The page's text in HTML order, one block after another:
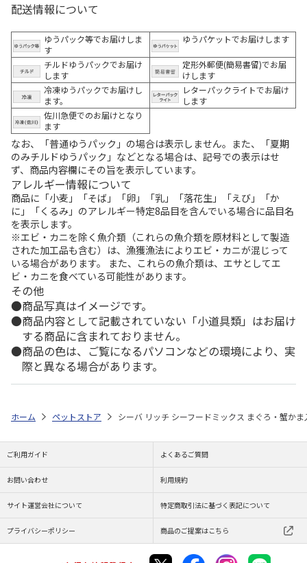
配送情報について
ゆうパック等でお届けしま
す
ゆうパケットでお届けします
チルドゆうパックでお届け
します
定形外郵便(簡易書留)でお届
けします
冷凍ゆうパックでお届けし
ます。
レターパックライトでお届け
します
佐川急便でのお届けとなり
ます
なお、「普通ゆうパック」の場合は表示しません。また、「夏期
のみチルドゆうパック」などとなる場合は、記号での表示はせ
ず、商品内容欄にその旨を表示しています。
アレルギー情報について
商品に「小麦」「そば」「卵」「乳」「落花生」「えび」「か
に」「くるみ」のアレルギー特定8品目を含んでいる場合に品目名
を表示します。
※エビ・カニを除く魚介類（これらの魚介類を原材料として製造
された加工品も含む）は、漁獲漁法によりエビ・カニが混じって
いる場合があります。 また、これらの魚介類は、エサとしてエ
ビ・カニを食べている可能性があります。
その他
商品写真はイメージです。
商品内容として記載されていない「小道具類」はお届け
する商品に含まれておりません。
商品の色は、ご覧になるパソコンなどの環境により、実
際と異なる場合があります。
ホーム ペットストア シーバ リッチ シーフードミックス まぐろ・蟹か
ご利用ガイド よくあるご質問
お問い合わせ 利用規約
サイト運営会社について 特定商取引法に基づく表記について
プライバシーポリシー 商品のご提案はこちら